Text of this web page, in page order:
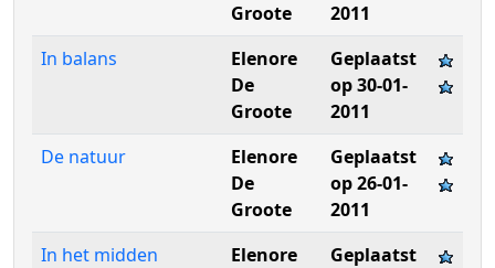
Groote
2011
In balans
Elenore
De
Groote
Geplaatst
op 30-01-
2011
De natuur
Elenore
De
Groote
Geplaatst
op 26-01-
2011
In het midden
Elenore
Geplaatst